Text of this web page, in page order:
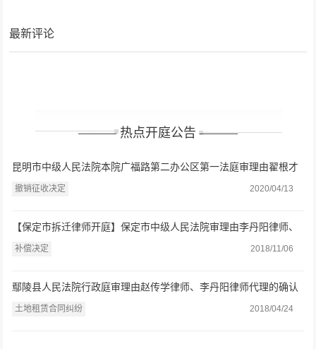
最新评论
——— 热点开庭公告 ———
昆明市中级人民法院本院广福路第二办公区第一法庭审理由翟根才
律师、马律师代理的撤销征收决定一审案件一案
撤销征收决定 2020/04/13
【保定市拆迁律师开庭】保定市中级人民法院审理由李丹阳律师、
赵凤梅律师代理的补偿决定一案
补偿决定 2018/11/06
鄢陵县人民法院行政庭审理由赵传学律师、李丹阳律师代理的确认
强拆违法一案
土地租赁合同纠纷 2018/04/24